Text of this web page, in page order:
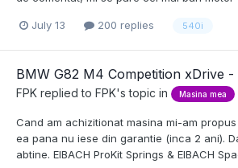
July 13 200 replies 540i
BMW G82 M4 Competition xDrive
FPK replied to FPK's topic in Masina mea
Cand am achizitionat masina mi-am
ea pana nu iese din garantie (inca 2 ani).
abtine. EIBACH ProKit Springs & EIBACH